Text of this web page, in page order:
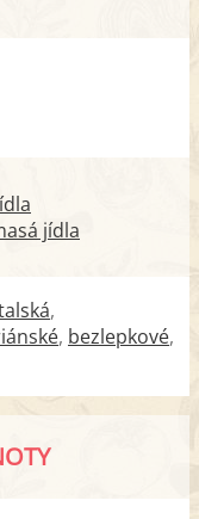
jídla
bezlepkové